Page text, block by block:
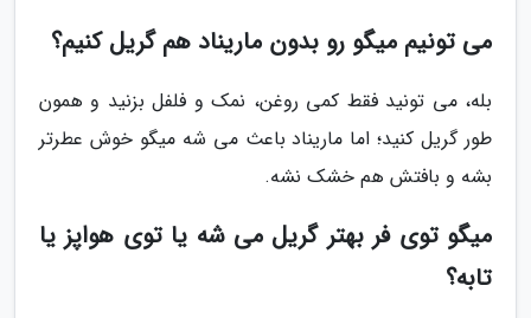
می تونیم میگو رو بدون ماریناد هم گریل کنیم؟
بله، می تونید فقط کمی روغن، نمک و فلفل بزنید و همون
طور گریل کنید؛ اما ماریناد باعث می شه میگو خوش عطرتر
بشه و بافتش هم خشک نشه.
میگو توی فر بهتر گریل می شه یا توی هواپز یا
تابه؟